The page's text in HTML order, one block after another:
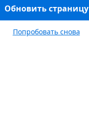
Обновить страницу
Попробовать снова